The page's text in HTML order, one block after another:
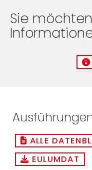
Sie
ALLE
EULUMDAT